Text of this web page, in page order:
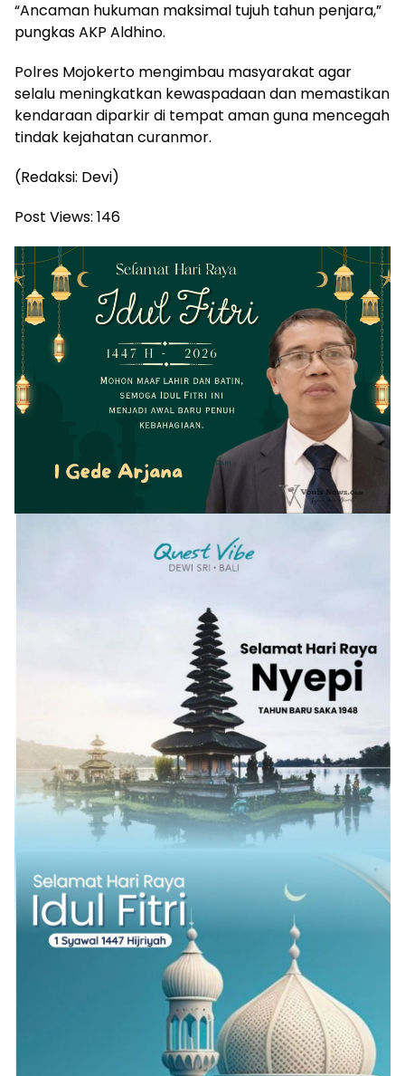
“Ancaman hukuman maksimal tujuh tahun penjara,”
pungkas AKP Aldhino.
Polres Mojokerto mengimbau masyarakat agar
selalu meningkatkan kewaspadaan dan memastikan
kendaraan diparkir di tempat aman guna mencegah
tindak kejahatan curanmor.
(Redaksi: Devi)
Post Views: 146